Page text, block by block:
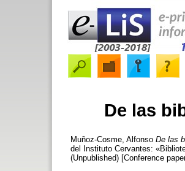
De las
Muñoz-Cosme, Alfonso De las
del Instituto Cervantes:
(Unpublished) [Conference